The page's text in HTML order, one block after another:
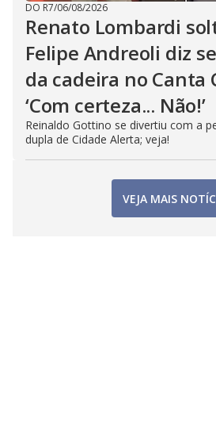
DO R7/06/08/2026
Renato Lombardi
Felipe Andreoli diz
da cadeira no Canta
‘Com certeza... Não!’
Reinaldo Gottino se divertiu com a
dupla de Cidade Alerta; veja!
VEJA MAIS